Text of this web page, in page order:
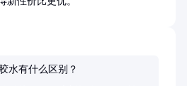
水有什么区别？